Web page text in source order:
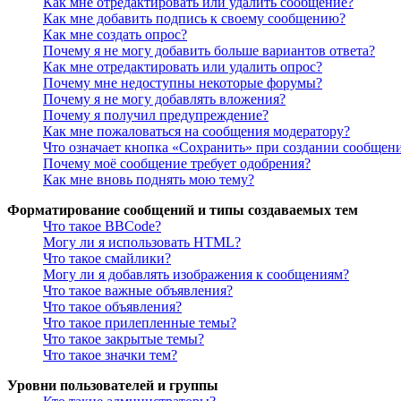
Как мне добавить подпись к своему сообщению?
Как мне создать опрос?
Почему я не могу добавить больше вариантов ответа?
Как мне отредактировать или удалить опрос?
Почему мне недоступны некоторые форумы?
Почему я не могу добавлять вложения?
Почему я получил предупреждение?
Как мне пожаловаться на сообщения модератору?
Что означает кнопка «Сохранить» при создании
Почему моё сообщение требует одобрения?
Как мне вновь поднять мою тему?
Форматирование сообщений и типы создаваемых тем
Что такое BBCode?
Могу ли я использовать HTML?
Что такое смайлики?
Могу ли я добавлять изображения к сообщениям?
Что такое важные объявления?
Что такое объявления?
Что такое прилепленные темы?
Что такое закрытые темы?
Что такое значки тем?
Уровни пользователей и группы